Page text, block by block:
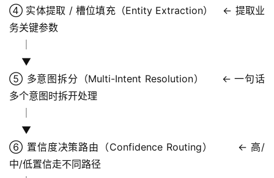
④ 实体提取 / 槽位填充（Entity Extraction）   ← 提取业
务关键参数
▼
⑤ 多意图拆分（Multi-Intent Resolution）     ← 一句话
多个意图时拆开处理
▼
⑥ 置信度决策路由（Confidence Routing）       ← 高/
中/低置信走不同路径